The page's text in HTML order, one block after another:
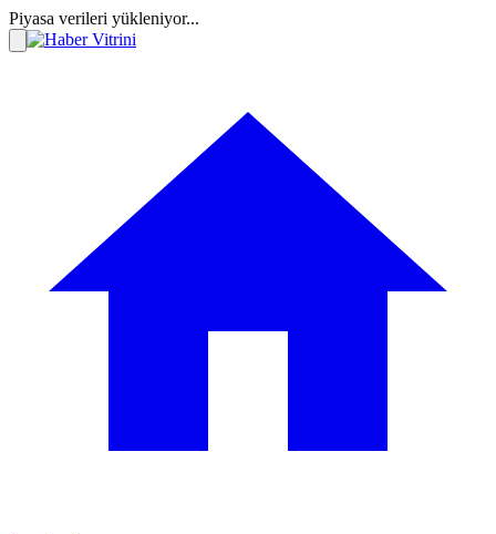
Piyasa verileri yükleniyor...